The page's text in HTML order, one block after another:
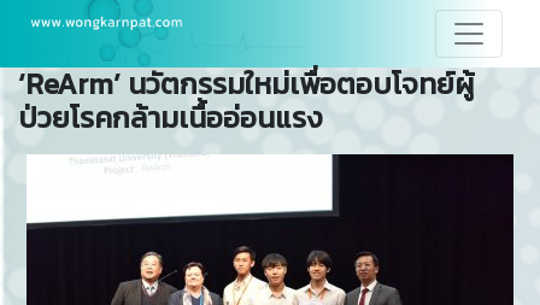
‘ReArm’ นวัตกรรมใหม่เพื่อตอบโจทย์ผู้
ป่วยโรคกล้ามเนื้ออ่อนแรง